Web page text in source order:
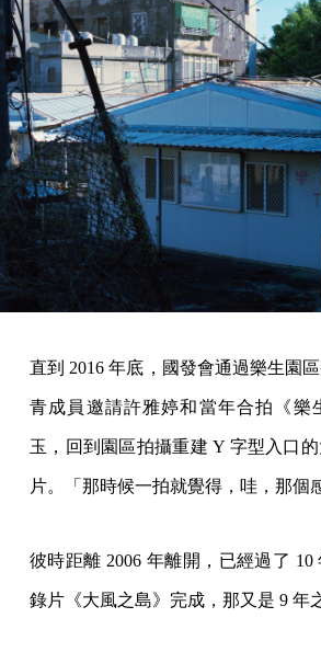
直到 2016 年底，國發會通過樂生園
青成員邀請許雅婷和當年合拍《樂
玉，回到園區拍攝重建 Y 字型入口
片。「那時候一拍就覺得，哇，那個
彼時距離 2006 年離開，已經過了
錄片《大風之島》完成，那又是 9 年